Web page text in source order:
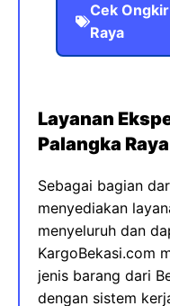
Cek
Raya
Layanan
Palangka Raya
Sebagai bagian
menyediakan
menyeluruh dan
KargoBekasi.com
jenis barang dari
dengan sistem